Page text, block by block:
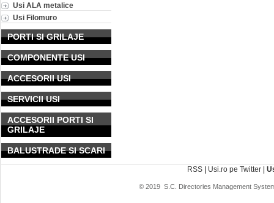
Usi ALA metalice
Usi Filomuro
PORTI SI GRILAJE
COMPONENTE USI
ACCESORII USI
SERVICII USI
ACCESORII PORTI SI
GRILAJE
BALUSTRADE SI SCARI
RSS | Usi.ro pe Twitter |
© 2019 S.C. Directories Management